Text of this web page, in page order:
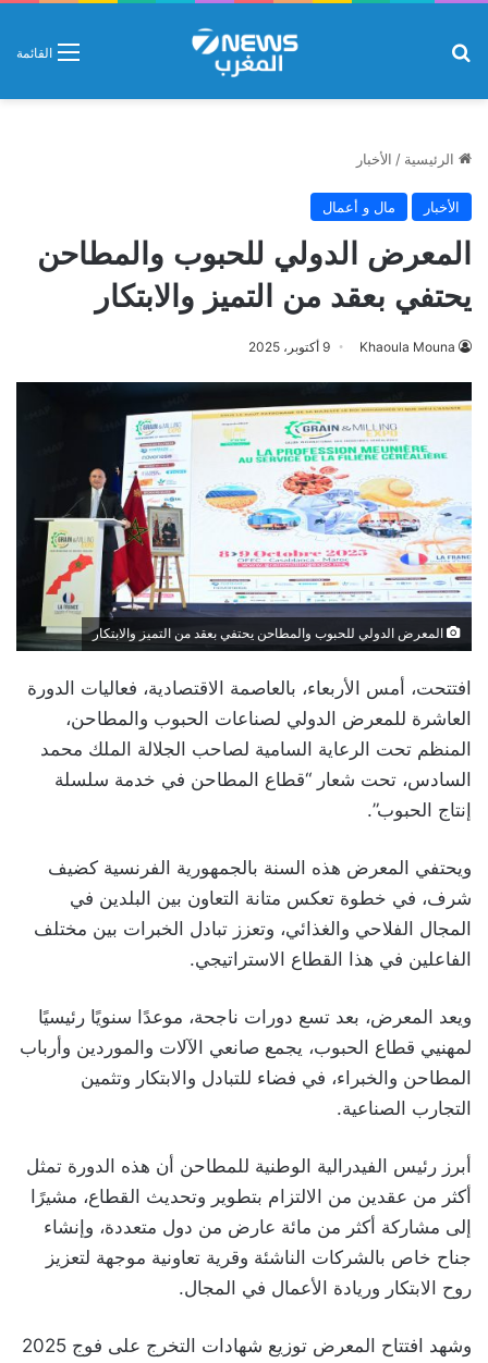
القائمة
الرئيسية / الأخبار
الأخبار مال و أعمال
المعرض الدولي للحبوب والمطاحن
يحتفي بعقد من التميز والابتكار
Khaoula Mouna 9 أكتوبر، 2025
المعرض الدولي للحبوب والمطاحن يحتفي بعقد من التميز والابتكار
افتتحت، أمس الأربعاء، بالعاصمة الاقتصادية، فعاليات الدورة
العاشرة للمعرض الدولي لصناعات الحبوب والمطاحن،
المنظم تحت الرعاية السامية لصاحب الجلالة الملك محمد
السادس، تحت شعار “قطاع المطاحن في خدمة سلسلة
إنتاج الحبوب”.
ويحتفي المعرض هذه السنة بالجمهورية الفرنسية كضيف
شرف، في خطوة تعكس متانة التعاون بين البلدين في
المجال الفلاحي والغذائي، وتعزز تبادل الخبرات بين مختلف
الفاعلين في هذا القطاع الاستراتيجي.
ويعد المعرض، بعد تسع دورات ناجحة، موعدًا سنويًا رئيسيًا
لمهنيي قطاع الحبوب، يجمع صانعي الآلات والموردين وأرباب
المطاحن والخبراء، في فضاء للتبادل والابتكار وتثمين
التجارب الصناعية.
أبرز رئيس الفيدرالية الوطنية للمطاحن أن هذه الدورة تمثل
أكثر من عقدين من الالتزام بتطوير وتحديث القطاع، مشيرًا
إلى مشاركة أكثر من مائة عارض من دول متعددة، وإنشاء
جناح خاص بالشركات الناشئة وقرية تعاونية موجهة لتعزيز
روح الابتكار وريادة الأعمال في المجال.
وشهد افتتاح المعرض توزيع شهادات التخرج على فوج 2025